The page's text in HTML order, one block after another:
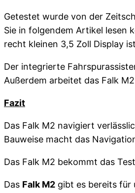
Getestet wurde von der
Sie in folgendem Artikel lesen
recht kleinen 3,5 Zoll Display
Der integrierte
Außerdem arbeitet das Falk
Fazit
Das Falk M2 navigiert
Bauweise macht das
Das Falk M2 bekommt das
Das Falk M2 gibt es bereits für